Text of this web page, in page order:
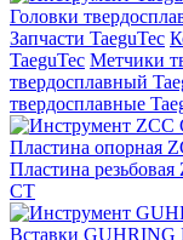
Головки
Запчасти TaeguTec
TaeguTec Метчики
твердосплавный
твердосплавные
Пластина опорная
Пластина
CT
Вставки GUHRING